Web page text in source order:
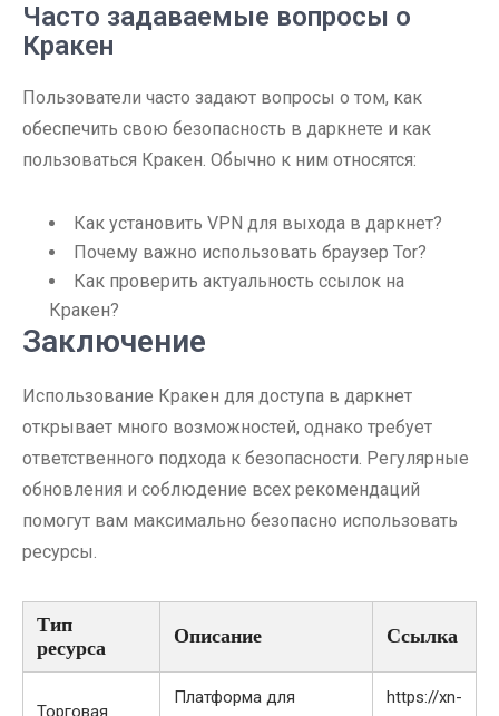
Часто задаваемые вопросы о
Кракен
Пользователи часто задают вопросы о том, как
обеспечить свою безопасность в даркнете и как
пользоваться Кракен. Обычно к ним относятся:
Как установить VPN для выхода в даркнет?
Почему важно использовать браузер Tor?
Как проверить актуальность ссылок на
Кракен?
Заключение
Использование Кракен для доступа в даркнет
открывает много возможностей, однако требует
ответственного подхода к безопасности. Регулярные
обновления и соблюдение всех рекомендаций
помогут вам максимально безопасно использовать
ресурсы.
Тип
ресурса
Описание Ссылка
Торговая
Платформа для
https://xn-